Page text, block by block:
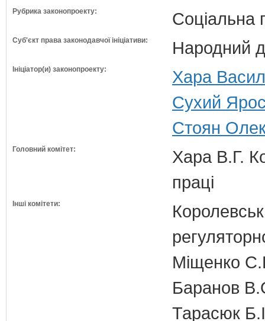
Рубрика законопроекту: Соціальна
Суб'єкт права законодавчої ініціативи: Народний
Ініціатор(и) законопроекту:
Хара
Сухий
Стоян
Головний комітет:
Хара В.Г.
праці
Інші комітети:
Міщенко
Баранов
Тарасюк